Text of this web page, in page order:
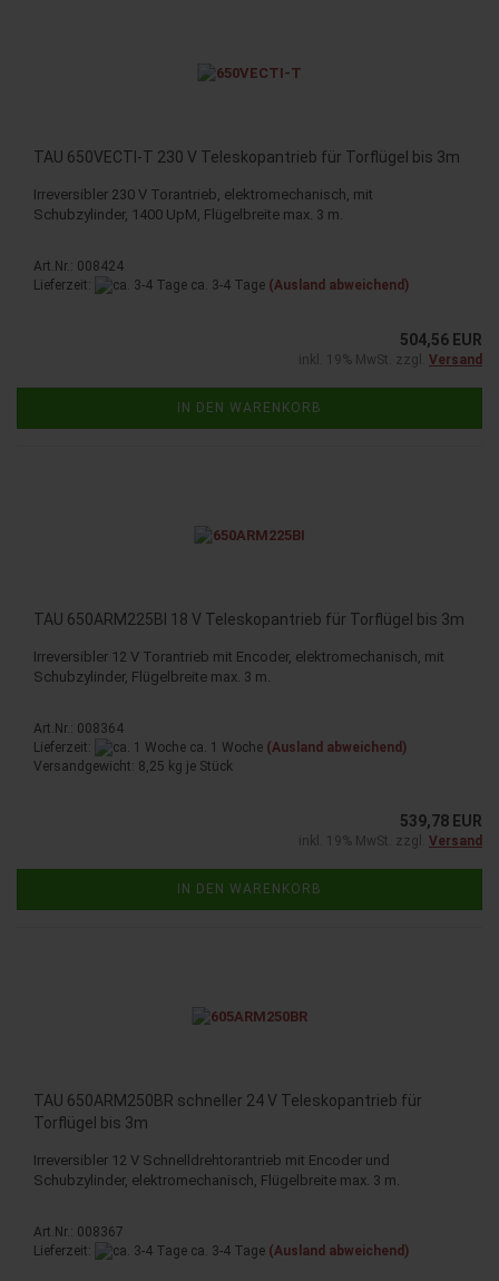
TAU 650VECTI-T 230 V Teleskopantrieb für Torflügel bis 3m
Irreversibler 230 V Torantrieb, elektromechanisch, mit
Schubzylinder, 1400 UpM, Flügelbreite max. 3 m.
Art.Nr.: 008424
Lieferzeit:
ca. 3-4 Tage (Ausland abweichend)
504,56 EUR
inkl. 19% MwSt. zzgl. Versand
IN DEN WARENKORB
TAU 650ARM225BI 18 V Teleskopantrieb für Torflügel bis 3m
Irreversibler 12 V Torantrieb mit Encoder, elektromechanisch, mit
Schubzylinder, Flügelbreite max. 3 m.
Art.Nr.: 008364
Lieferzeit:
ca. 1 Woche (Ausland abweichend)
Versandgewicht: 8,25 kg je Stück
539,78 EUR
inkl. 19% MwSt. zzgl. Versand
IN DEN WARENKORB
TAU 650ARM250BR schneller 24 V Teleskopantrieb für
Torflügel bis 3m
Irreversibler 12 V Schnelldrehtorantrieb mit Encoder und
Schubzylinder, elektromechanisch, Flügelbreite max. 3 m.
Art.Nr.: 008367
Lieferzeit:
ca. 3-4 Tage (Ausland abweichend)